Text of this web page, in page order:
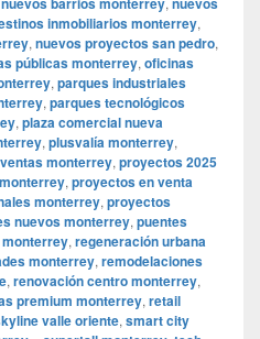
inmobiliarios monterrey,
, nuevos proyectos san pedro,
públicas monterrey, oficinas
, parques industriales
, parques tecnológicos
, plaza comercial nueva
, plusvalía monterrey,
monterrey, proyectos 2025
, proyectos en venta
monterrey, proyectos
nuevos monterrey, puentes
, regeneración urbana
monterrey, remodelaciones
, renovación centro monterrey,
premium monterrey, retail
valle oriente, smart city